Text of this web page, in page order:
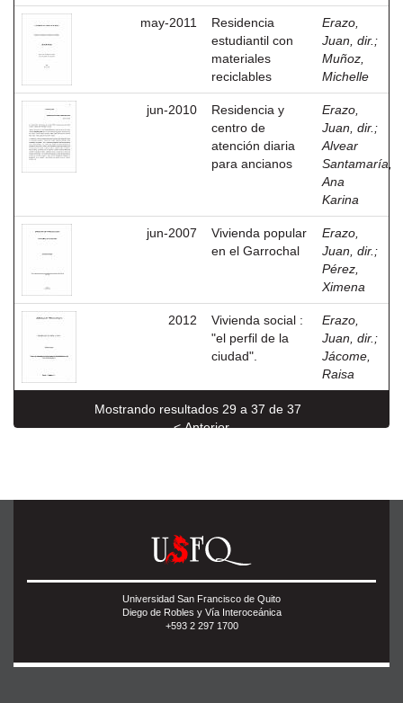
may-2011
Residencia
estudiantil con
materiales
reciclables
Erazo,
Juan, dir. ;
Muñoz,
Michelle
jun-2010
Residencia y
centro de
atención diaria
para ancianos
Erazo,
Juan, dir. ;
Alvear
Santamaría,
Ana
Karina
jun-2007
Vivienda popular
en el Garrochal
Erazo,
Juan, dir. ;
Pérez,
Ximena
2012
Vivienda social :
"el perfil de la
ciudad".
Erazo,
Juan, dir. ;
Jácome,
Raisa
Mostrando resultados 29 a 37 de 37
< Anterior
Universidad San Francisco de Quito
Diego de Robles y Vía Interoceánica
+593 2 297 1700